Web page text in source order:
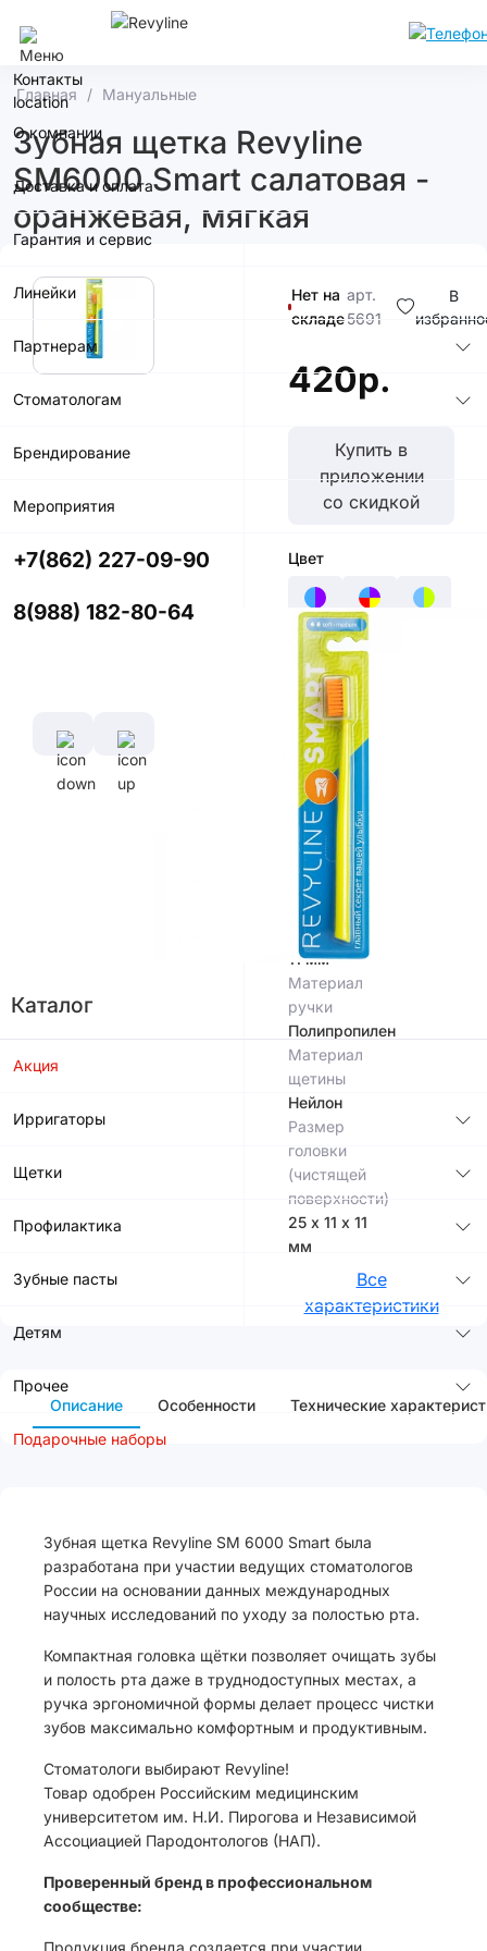
Контакты
О компании
Доставка и оплата
Гарантия и сервис
Линейки
Партнерам
Стоматологам
Брендирование
Мероприятия
+7(862) 227-09-90
8(988) 182-80-64
Каталог
Акция
Ирригаторы
Щетки
Профилактика
Зубные пасты
Детям
Прочее
Подарочные наборы
Главная Мануальные
Зубная щетка Revyline
SM6000 Smart салатовая -
оранжевая, мягкая
Нет на
складе
арт.
5691
В
420р.
Купить в
приложении
со скидкой
Цвет
Характеристики
Диаметр
щетины,
мм
0,1 мм
см
16,5
см
Длина
щетины,
мм
11 мм
Материал
ручки
Полипропилен
Материал
щетины
Нейлон
Размер
головки
(чистящей
поверхности)
25 х 11 х 11
мм
Все
характеристики
Описание Особенности Технические
Зубная щетка Revyline SM 6000 Smart была
разработана при участии ведущих стоматологов
России на основании данных международных
научных исследований по уходу за полостью рта.
Компактная головка щётки позволяет очищать зубы
и полость рта даже в труднодоступных местах, а
ручка эргономичной формы делает процесс чистки
зубов максимально комфортным и продуктивным.
Стоматологи выбирают Revyline!
Товар одобрен Российским медицинским
университетом им. Н.И. Пирогова и Независимой
Ассоциацией Пародонтологов (НАП).
Проверенный бренд в профессиональном
сообществе:
Продукция бренда создается при участии